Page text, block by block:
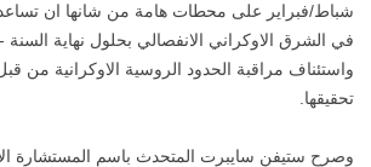
شباط/فبراير على محطات هامة من شانها ان
في الشرق الاوكراني الانفصالي بحلول نهاية السنة
واستئناف مراقبة الحدود الروسية الاوكرانية من
تحقيقها.
وصرح ستيفن سايبرت المتحدث باسم المستشارة